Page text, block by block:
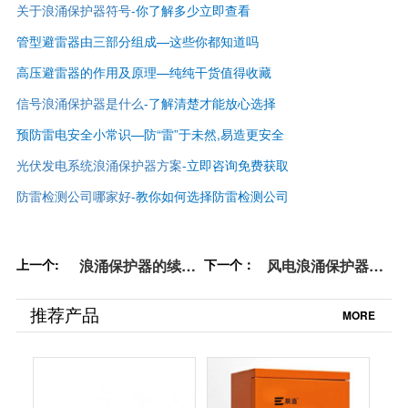
关于浪涌保护器符号-你了解多少立即查看
管型避雷器由三部分组成—这些你都知道吗
高压避雷器的作用及原理—纯纯干货值得收藏
信号浪涌保护器是什么-了解清楚才能放心选择
预防雷电安全小常识—防“雷”于未然,易造更安全
光伏发电系统浪涌保护器方案-立即咨询免费获取
防雷检测公司哪家好-教你如何选择防雷检测公司
上一个:
浪涌保护器的续流
点击查看详情【杭
州易造】
下一个：
风电浪涌保护器的
【杭州易造】
推荐产品 MORE